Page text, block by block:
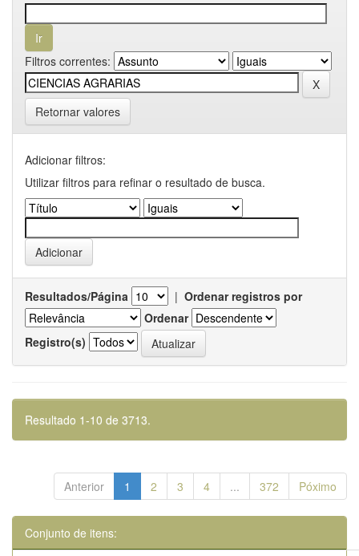
Filtros correntes:
Retornar valores
Adicionar filtros:
Utilizar filtros para refinar o resultado de busca.
Resultados/Página | Ordenar registros por
Ordenar
Registro(s)
Resultado 1-10 de 3713.
Anterior 1 2 3 4 ... 372 Póximo
Conjunto de itens: